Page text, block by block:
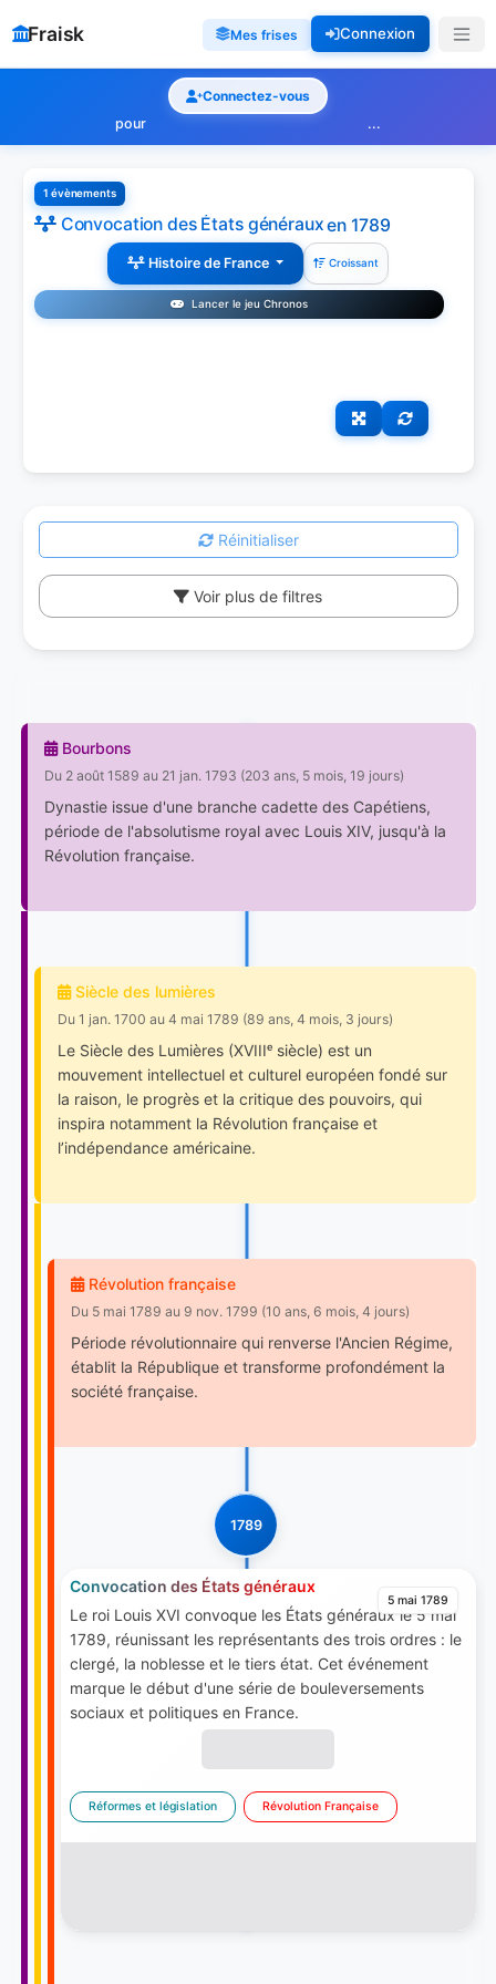
Fraisk Mes frises Connexion
Connectez-vous
pour
...
1 évènements
Convocation des États générauxen 1789
Histoire de France Croissant
Lancer le jeu Chronos
Réinitialiser
Voir plus de filtres
Bourbons
Du 2 août 1589 au 21 jan. 1793 (203 ans, 5 mois, 19 jours)
Dynastie issue d'une branche cadette des Capétiens,
période de l'absolutisme royal avec Louis XIV, jusqu'à la
Révolution française.
Siècle des lumières
Du 1 jan. 1700 au 4 mai 1789 (89 ans, 4 mois, 3 jours)
Le Siècle des Lumières (XVIIIᵉ siècle) est un
mouvement intellectuel et culturel européen fondé sur
la raison, le progrès et la critique des pouvoirs, qui
inspira notamment la Révolution française et
l’indépendance américaine.
Révolution française
Du 5 mai 1789 au 9 nov. 1799 (10 ans, 6 mois, 4 jours)
Période révolutionnaire qui renverse l'Ancien Régime,
établit la République et transforme profondément la
société française.
1789
5 mai 1789
Convocation des États généraux
Le roi Louis XVI convoque les États généraux le 5 mai
1789, réunissant les représentants des trois ordres : le
clergé, la noblesse et le tiers état. Cet événement
marque le début d'une série de bouleversements
sociaux et politiques en France.
Réformes et législation Révolution Française